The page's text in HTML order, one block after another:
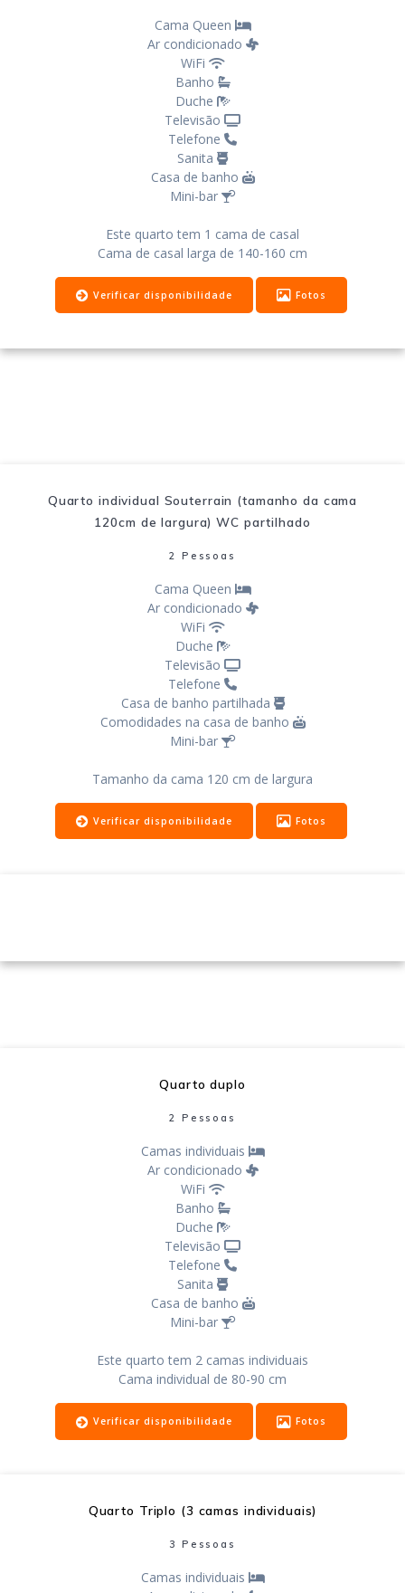
Cama Queen
Ar condicionado
WiFi
Banho
Duche
Televisão
Telefone
Sanita
Casa de banho
Mini-bar
Este quarto tem 1 cama de casal
Cama de casal larga de 140-160 cm
Verificar disponibilidade Fotos
Quarto individual Souterrain (tamanho da cama
120cm de largura) WC partilhado
2 Pessoas
Cama Queen
Ar condicionado
WiFi
Duche
Televisão
Telefone
Casa de banho partilhada
Comodidades na casa de banho
Mini-bar
Tamanho da cama 120 cm de largura
Verificar disponibilidade Fotos
Quarto duplo
2 Pessoas
Camas individuais
Ar condicionado
WiFi
Banho
Duche
Televisão
Telefone
Sanita
Casa de banho
Mini-bar
Este quarto tem 2 camas individuais
Cama individual de 80-90 cm
Verificar disponibilidade Fotos
Quarto Triplo (3 camas individuais)
3 Pessoas
Camas individuais